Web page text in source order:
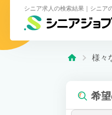
シニア求人の検索結果｜シニア
様々
希